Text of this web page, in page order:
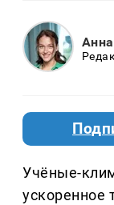
Учёные-
ускоренное